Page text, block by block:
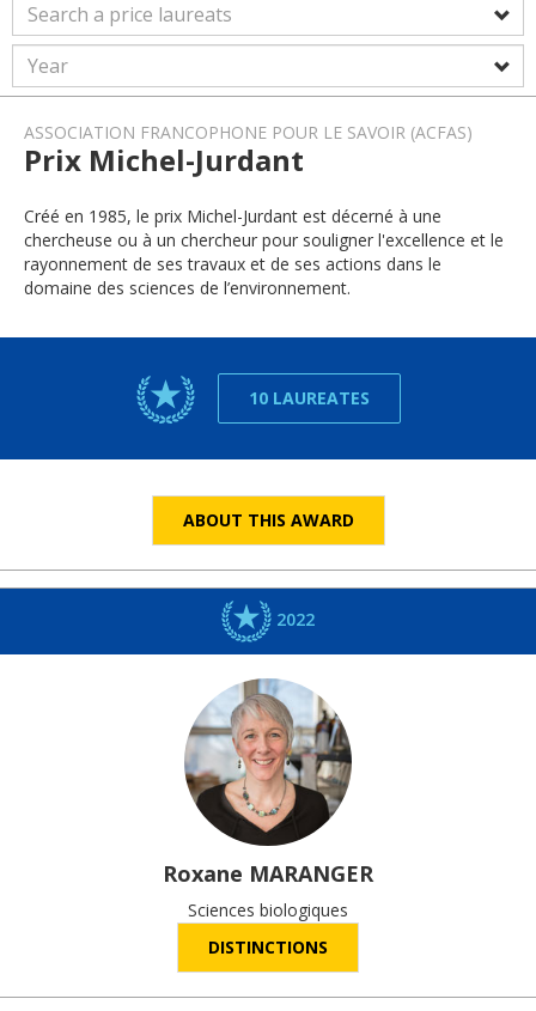
ASSOCIATION FRANCOPHONE POUR LE SAVOIR (ACFAS)
Prix Michel-Jurdant
Créé en 1985, le prix Michel-Jurdant est décerné à une
chercheuse ou à un chercheur pour souligner l'excellence et le
rayonnement de ses travaux et de ses actions dans le
domaine des sciences de l’environnement.
10 LAUREATES
ABOUT THIS AWARD
2022
Roxane MARANGER
Sciences biologiques
DISTINCTIONS